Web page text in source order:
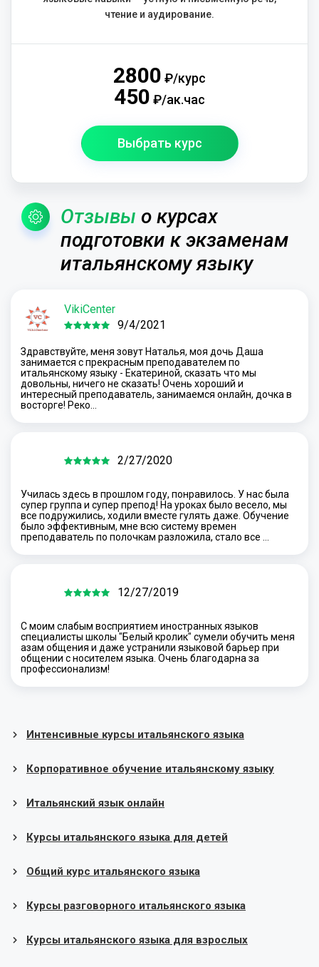
чтение и аудирование.
2800 ₽/курс
450 ₽/ак.час
Выбрать курс
Отзывы о курсах
подготовки к экзаменам
итальянскому языку
VikiCenter
9/4/2021
Здравствуйте, меня зовут Наталья, моя дочь Даша
занимается с прекрасным преподавателем по
итальянскому языку - Екатериной, сказать что мы
довольны, ничего не сказать! Очень хороший и
интересный преподаватель, занимаемся онлайн, дочка в
восторге! Реко…
2/27/2020
Училась здесь в прошлом году, понравилось. У нас была
супер группа и супер препод! На уроках было весело, мы
все подружились, ходили вместе гулять даже. Обучение
было эффективным, мне всю систему времен
преподаватель по полочкам разложила, стало все …
12/27/2019
С моим слабым восприятием иностранных языков
специалисты школы "Белый кролик" сумели обучить меня
азам общения и даже устранили языковой барьер при
общении с носителем языка. Очень благодарна за
профессионализм!
Интенсивные курсы итальянского языка
Корпоративное обучение итальянскому языку
Итальянский язык онлайн
Курсы итальянского языка для детей
Общий курс итальянского языка
Курсы разговорного итальянского языка
Курсы итальянского языка для взрослых